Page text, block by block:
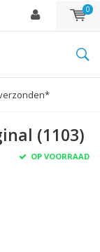
0
(1103)
OP VOORRAAD